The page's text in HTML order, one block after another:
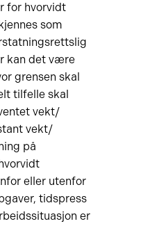
for hvorvidt
som
kan det være
grensen skal
tilfelle skal
vekt/
vekt/
på
eller utenfor
tidspress
er